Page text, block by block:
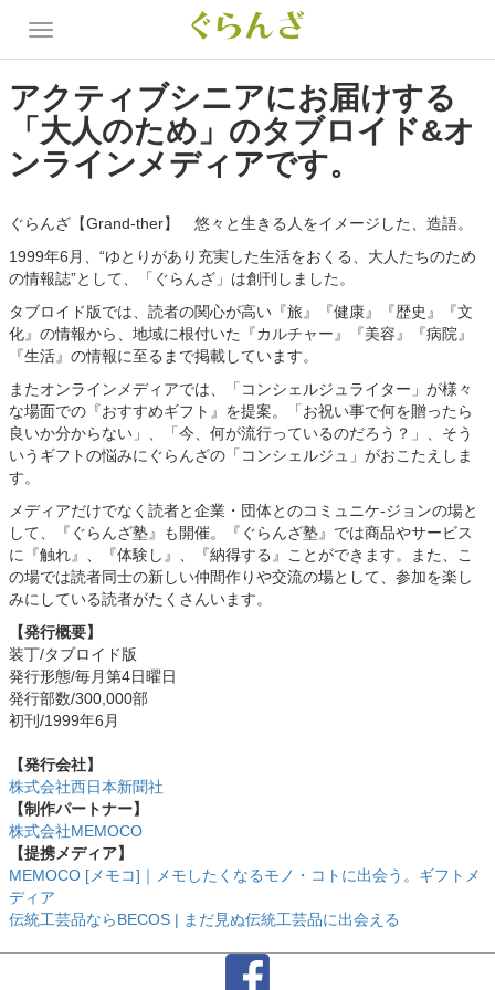
アクティブシニアにお届けする
「大人のため」のタブロイド&オ
ンラインメディアです。
ぐらんざ【Grand-ther】 悠々と生きる人をイメージした、造語。
1999年6月、“ゆとりがあり充実した生活をおくる、大人たちのため
の情報誌”として、「ぐらんざ」は創刊しました。
タブロイド版では、読者の関心が高い『旅』『健康』『歴史』『文
化』の情報から、地域に根付いた『カルチャー』『美容』『病院』
『生活』の情報に至るまで掲載しています。
またオンラインメディアでは、「コンシェルジュライター」が様々
な場面での『おすすめギフト』を提案。「お祝い事で何を贈ったら
良いか分からない」、「今、何が流行っているのだろう？」、そう
いうギフトの悩みにぐらんざの「コンシェルジュ」がおこたえしま
す。
メディアだけでなく読者と企業・団体とのコミュニケ-ジョンの場と
して、『ぐらんざ塾』も開催。『ぐらんざ塾』では商品やサービス
に『触れ』、『体験し』、『納得する』ことができます。また、こ
の場では読者同士の新しい仲間作りや交流の場として、参加を楽し
みにしている読者がたくさんいます。
【発行概要】
装丁/タブロイド版
発行形態/毎月第4日曜日
発行部数/300,000部
初刊/1999年6月
【発行会社】
株式会社西日本新聞社
【制作パートナー】
株式会社MEMOCO
【提携メディア】
MEMOCO [メモコ]｜メモしたくなるモノ・コトに出会う。ギフトメ
ディア
伝統工芸品ならBECOS | まだ見ぬ伝統工芸品に出会える